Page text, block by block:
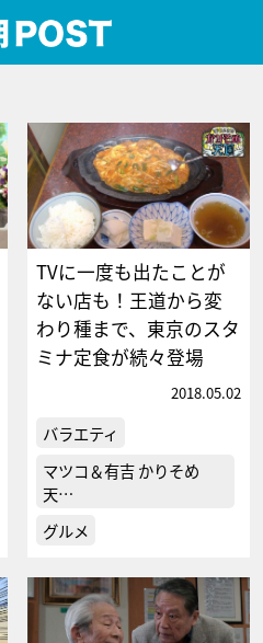
TVに一度も出たことが
ない店も！王道から変
わり種まで、東京のスタ
ミナ定食が続々登場
2018.05.02
バラエティ
マツコ＆有吉 かりそめ
天…
グルメ